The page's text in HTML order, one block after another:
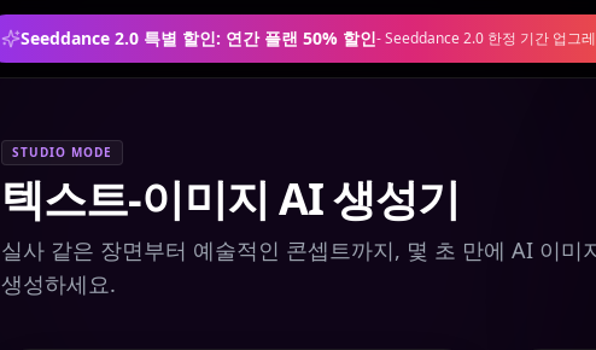
Seeddance 2.0 특별 할인: 연간 플랜 50% 할인-Seeddance 2.0 한정 기간 업그
STUDIO MODE
텍스트-이미지 AI 생성기
실사 같은 장면부터 예술적인 콘셉트까지, 몇 초 만에 AI 이미
생성하세요.